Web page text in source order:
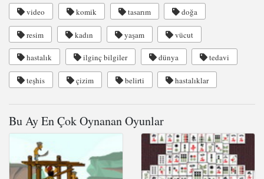
video komik tasarım doğa
resim kadın yaşam vücut
hastalık ilginç bilgiler dünya tedavi
teşhis çizim belirti hastalıklar
Bu Ay En Çok Oynanan Oyunlar